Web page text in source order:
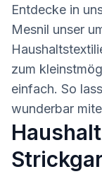
Entdecke in
Mesnil unser
zum
einfach. So
wunderbar